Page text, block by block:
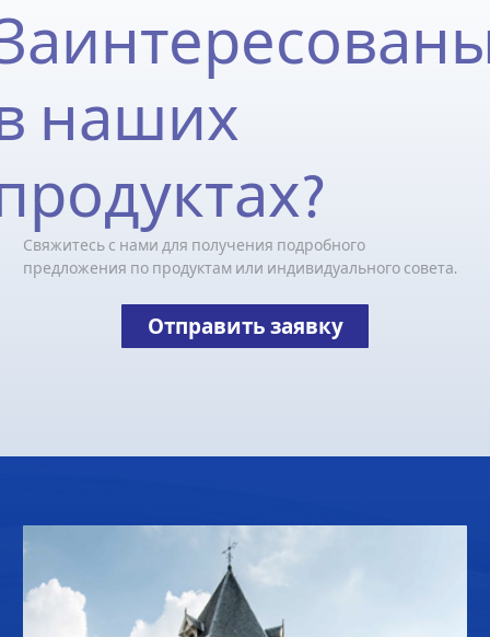
наших
Свяжитесь с нами для получения подробного
предложения по продуктам или индивидуального совета.
Отправить заявку